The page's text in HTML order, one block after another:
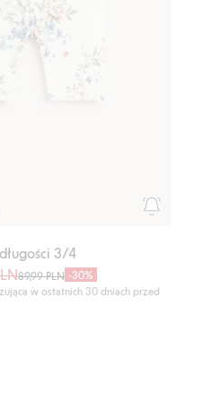
3/4
89,99 PLN -30%
w ostatnich 30 dniach przed